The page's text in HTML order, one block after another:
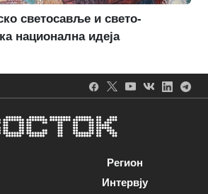
светосавље и свето-
национална идеја
Регион
Интервју